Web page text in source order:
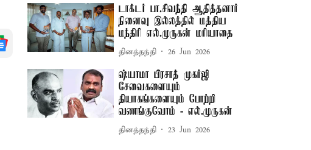
டாக்டர் பா.சிவந்தி ஆதித்தனார்
நினைவு இல்லத்தில் மத்திய
மந்திரி எல்.முருகன் மரியாதை
தினத்தந்தி 26 Jun 2026
ஷ்யாமா பிரசாத் முகர்ஜி
சேவைகளையும்
தியாகங்களையும் போற்றி
வணங்குவோம் - எல்.முருகன்
தினத்தந்தி 23 Jun 2026